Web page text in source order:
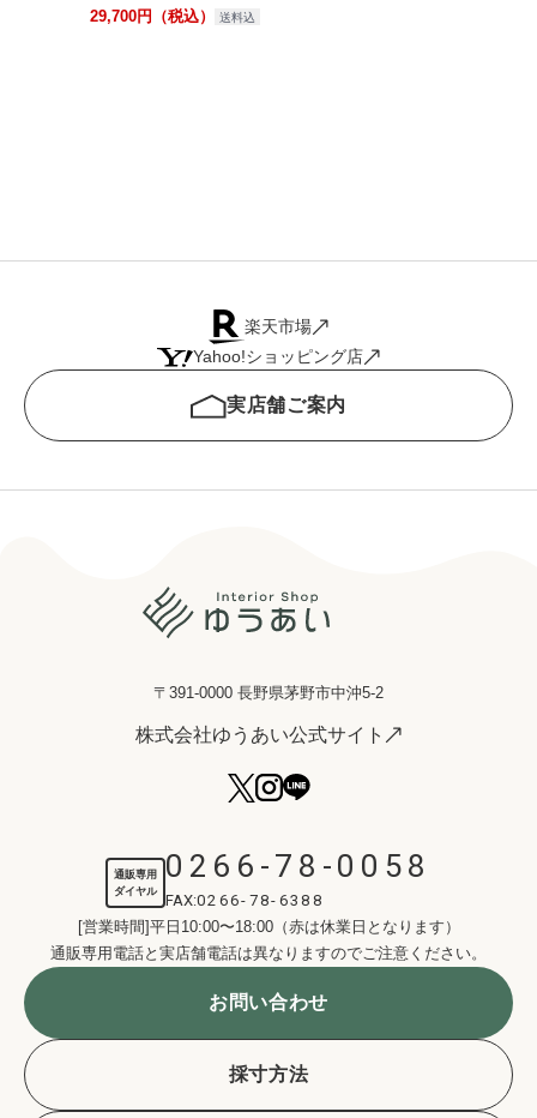
29,700円（税込） 送料込
楽天市場
Yahoo!ショッピング店
実店舗ご案内
〒391-0000 長野県茅野市中沖5-2
株式会社ゆうあい公式サイト
通販専用
ダイヤル
0266-78-0058
FAX:0266-78-6388
[営業時間]平日10:00〜18:00（赤は休業日となります）
通販専用電話と実店舗電話は異なりますのでご注意ください。
お問い合わせ
採寸方法